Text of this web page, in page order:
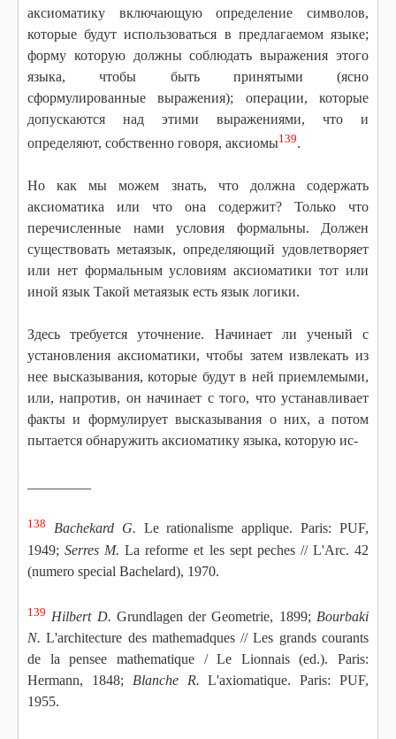
аксиоматику включающую определение символов,
которые будут использоваться в предлагаемом языке;
форму которую должны соблюдать выражения этого
языка, чтобы быть принятыми (ясно
сформулированные выражения); операции, которые
допускаются над этими выражениями, что и
определяют, собственно говоря, аксиомы139.
Но как мы можем знать, что должна содержать
аксиоматика или что она содержит? Только что
перечисленные нами условия формальны. Должен
существовать метаязык, определяющий удовлетворяет
или нет формальным условиям аксиоматики тот или
иной язык Такой метаязык есть язык логики.
Здесь требуется уточнение. Начинает ли ученый с
установления аксиоматики, чтобы затем извлекать из
нее высказывания, которые будут в ней приемлемыми,
или, напротив, он начинает с того, что устанавливает
факты и формулирует высказывания о них, а потом
пытается обнаружить аксиоматику языка, которую ис-
138 Bachekard G. Le rationalisme applique. Paris: PUF,
1949;Serres M.La reforme et les sept peches // L'Arc. 42
(numero special Bachelard), 1970.
139 Hilbert D. Grundlagen der Geometrie, 1899; Bourbaki
N.L'architecture des mathemadques // Les grands courants
de la pensee mathematique / Le Lionnais (ed.). Paris:
Hermann, 1848; Blanche R.L'axiomatique. Paris: PUF,
1955.